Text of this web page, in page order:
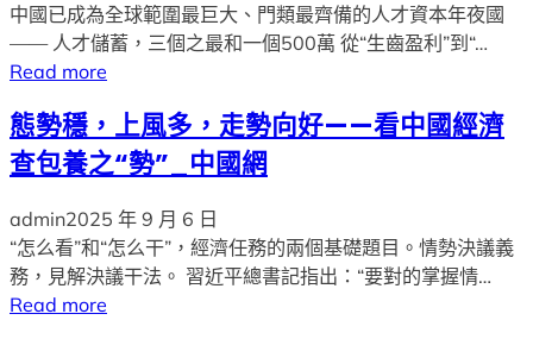
中國已成為全球範圍最巨大、門類最齊備的人才資本年夜國
—— 人才儲蓄，三個之最和一個500萬 從“生齒盈利”到“…
Read more
態勢穩，上風多，走勢向好——看中國經濟
查包養之“勢”_中國網
admin2025 年 9 月 6 日
“怎么看”和“怎么干”，經濟任務的兩個基礎題目。情勢決議義
務，見解決議干法。 習近平總書記指出：“要對的掌握情…
Read more